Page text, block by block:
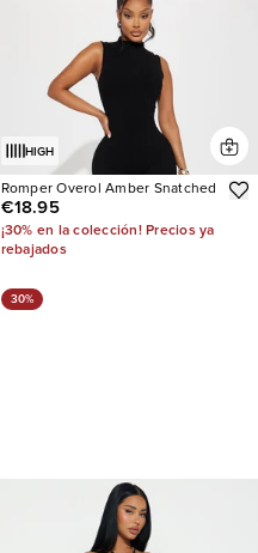
HIGH
Romper Overol Amber Snatched
€18.95
¡30% en la colección! Precios ya
rebajados
30%